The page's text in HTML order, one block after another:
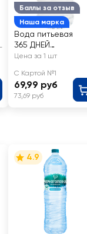
Баллы за отзыв
Наша марка
Вода питьевая
365 ДНЕЙ
очищенная
Цена за 1 шт
С Картой №1
69,99 руб
73,69 руб
4.9